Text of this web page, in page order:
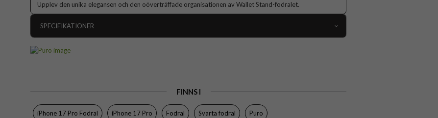
Upplev den unika elegansen och den oöverträffade organisationen av Wallet Stand-fodralet.
SPECIFIKATIONER
Egenskaper
Kortfack, Stativfunktion
Färg
FINNS I
iPhone 17 Pro Fodral iPhone 17 Pro Fodral Svarta fodral Puro